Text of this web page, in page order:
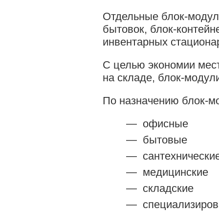
Отдельные блок-
бытовок, блок-
инвентарных
С целью экономии
на складе, блок-
По назначению блок-
офисные
бытовые
медицинские
складские